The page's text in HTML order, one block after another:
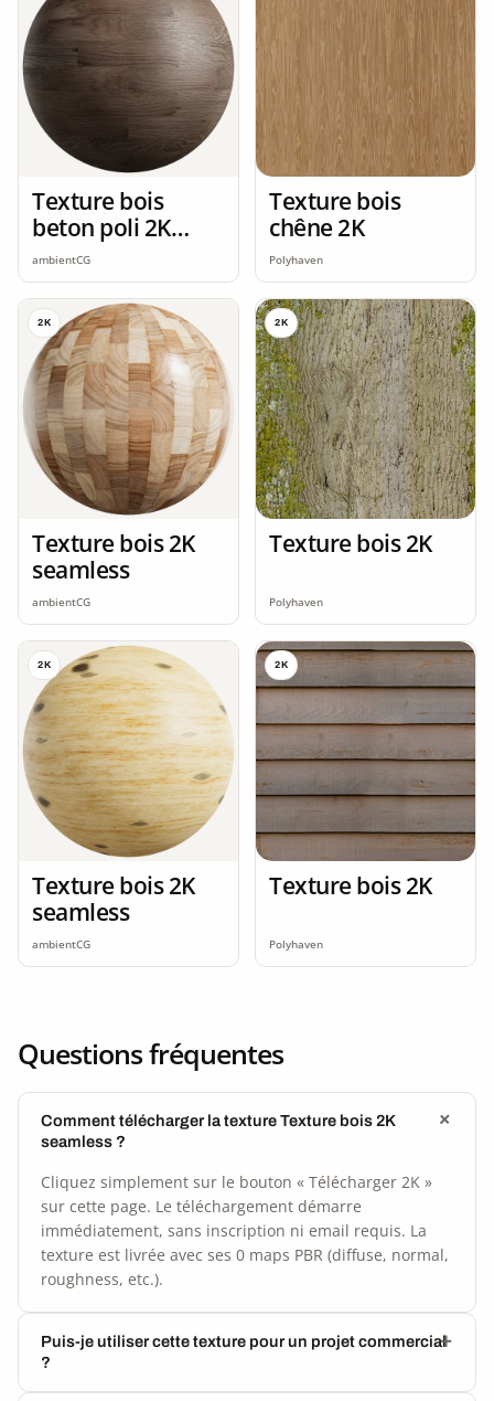
Texture bois
beton poli 2K
seamless
ambientCG
Texture bois
chêne 2K
Polyhaven
2K
Texture bois 2K
seamless
ambientCG
2K
Texture bois 2K
Polyhaven
2K
Texture bois 2K
seamless
ambientCG
2K
Texture bois 2K
Polyhaven
Questions fréquentes
Comment télécharger la texture Texture bois 2K
seamless ?
Cliquez simplement sur le bouton « Télécharger 2K »
sur cette page. Le téléchargement démarre
immédiatement, sans inscription ni email requis. La
texture est livrée avec ses 0 maps PBR (diffuse, normal,
roughness, etc.).
Puis-je utiliser cette texture pour un projet commercial
?